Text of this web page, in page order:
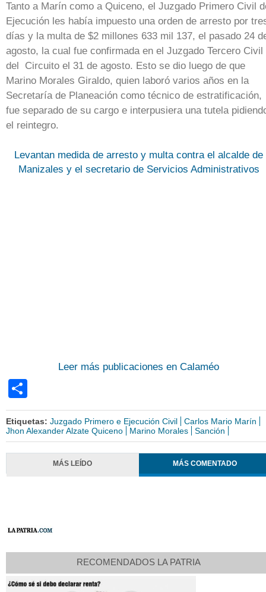
Tanto a Marín como a Quiceno, el Juzgado Primero Civil
Ejecución les había impuesto una orden de arresto por
días y la multa de $2 millones 633 mil 137, el pasado 24
agosto, la cual fue confirmada en el Juzgado Tercero Civil
del Circuito el 31 de agosto. Esto se dio luego de que
Marino Morales Giraldo, quien laboró varios años en la
Secretaría de Planeación como técnico de estratificación,
fue separado de su cargo e interpusiera una tutela
el reintegro.
Levantan medida de arresto y multa contra el alcalde de
Manizales y el secretario de Servicios Administrativos
Leer más publicaciones en Calaméo
Etiquetas: Juzgado Primero e Ejecución Civil
Carlos Mario Marín
Jhon Alexander Alzate Quiceno
Marino Morales Sanción
MÁS LEÍDO MÁS COMENTADO
RECOMENDADOS LA PATRIA